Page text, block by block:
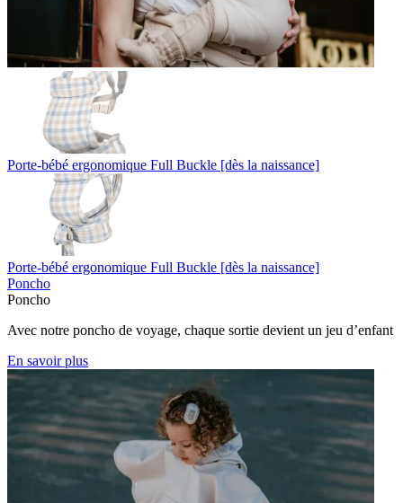
Porte-bébé ergonomique Full Buckle [dès la naissance]
Porte-bébé ergonomique Full Buckle [dès la naissance]
Poncho
Poncho
Avec notre poncho de voyage, chaque sortie devient un jeu d’enfant
En savoir plus